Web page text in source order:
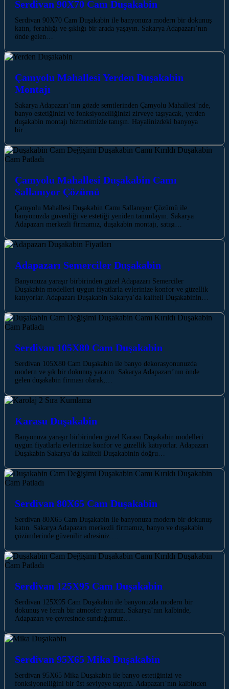
Serdivan 90X70 Cam Duşakabin
Serdivan 90X70 Cam Duşakabin ile banyonuza modern bir dokunuş
katın, ferahlığı ve şıklığı bir arada yaşayın. Sakarya Adapazarı’nın
önde gelen…
Çamyolu Mahallesi Yerden Duşakabin
Montajı
Sakarya Adapazarı’nın gözde semtlerinden Çamyolu Mahallesi’nde,
banyo estetiğinizi ve fonksiyonelliğinizi zirveye taşıyacak, yerden
duşakabin montajı hizmetimizle tanışın. Hayalinizdeki banyoya
bir…
Çamyolu Mahallesi Duşakabin Camı
Sallanıyor Çözümü
Çamyolu Mahallesi Duşakabin Camı Sallanıyor Çözümü ile
banyonuzda güvenliği ve estetiği yeniden tanımlayın. Sakarya
Adapazarı merkezli firmamız, duşakabin montajı, satışı…
Adapazarı Semerciler Duşakabin
Banyonuza yaraşır birbirinden güzel Adapazarı Semerciler
Duşakabin modelleri uygun fiyatlarla evlerinize konfor ve güzellik
katıyorlar. Adapazarı Duşakabin Sakarya’da kaliteli Duşakabinin…
Serdivan 105X80 Cam Duşakabin
Serdivan 105X80 Cam Duşakabin ile banyo dekorasyonunuzda
modern ve şık bir dokunuş yaratın. Sakarya Adapazarı’nın önde
gelen duşakabin firması olarak,…
Karasu Duşakabin
Banyonuza yaraşır birbirinden güzel Karasu Duşakabin modelleri
uygun fiyatlarla evlerinize konfor ve güzellik katıyorlar. Adapazarı
Duşakabin Sakarya’da kaliteli Duşakabinin doğru…
Serdivan 80X65 Cam Duşakabin
Serdivan 80X65 Cam Duşakabin ile banyonuza modern bir dokunuş
katın. Sakarya Adapazarı merkezli firmamız, banyo ve duşakabin
çözümlerinde güvenilir adresiniz.…
Serdivan 125X95 Cam Duşakabin
Serdivan 125X95 Cam Duşakabin ile banyonuzda modern bir
dokunuş ve ferah bir atmosfer yaratın. Sakarya’nın kalbinde,
Adapazarı ve çevresinde sunduğumuz…
Serdivan 95X65 Mika Duşakabin
Serdivan 95X65 Mika Duşakabin ile banyo estetiğinizi ve
fonksiyonelliğini bir üst seviyeye taşıyın. Adapazarı’nın kalbinden